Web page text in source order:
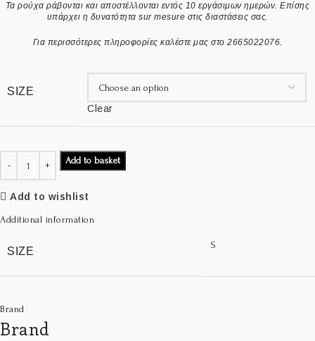
Τα ρούχα ράβονται και αποστέλλονται εντός 10 εργάσιμων ημερών. Επίσης
υπάρχει η δυνατότητα sur mesure στις διαστάσεις σας.
Για περισσότερες πληροφορίες καλέστε μας στο 2665022076.
SIZE
Clear
Add to basket
Add to wishlist
Additional information
SIZE
S
Brand
Brand